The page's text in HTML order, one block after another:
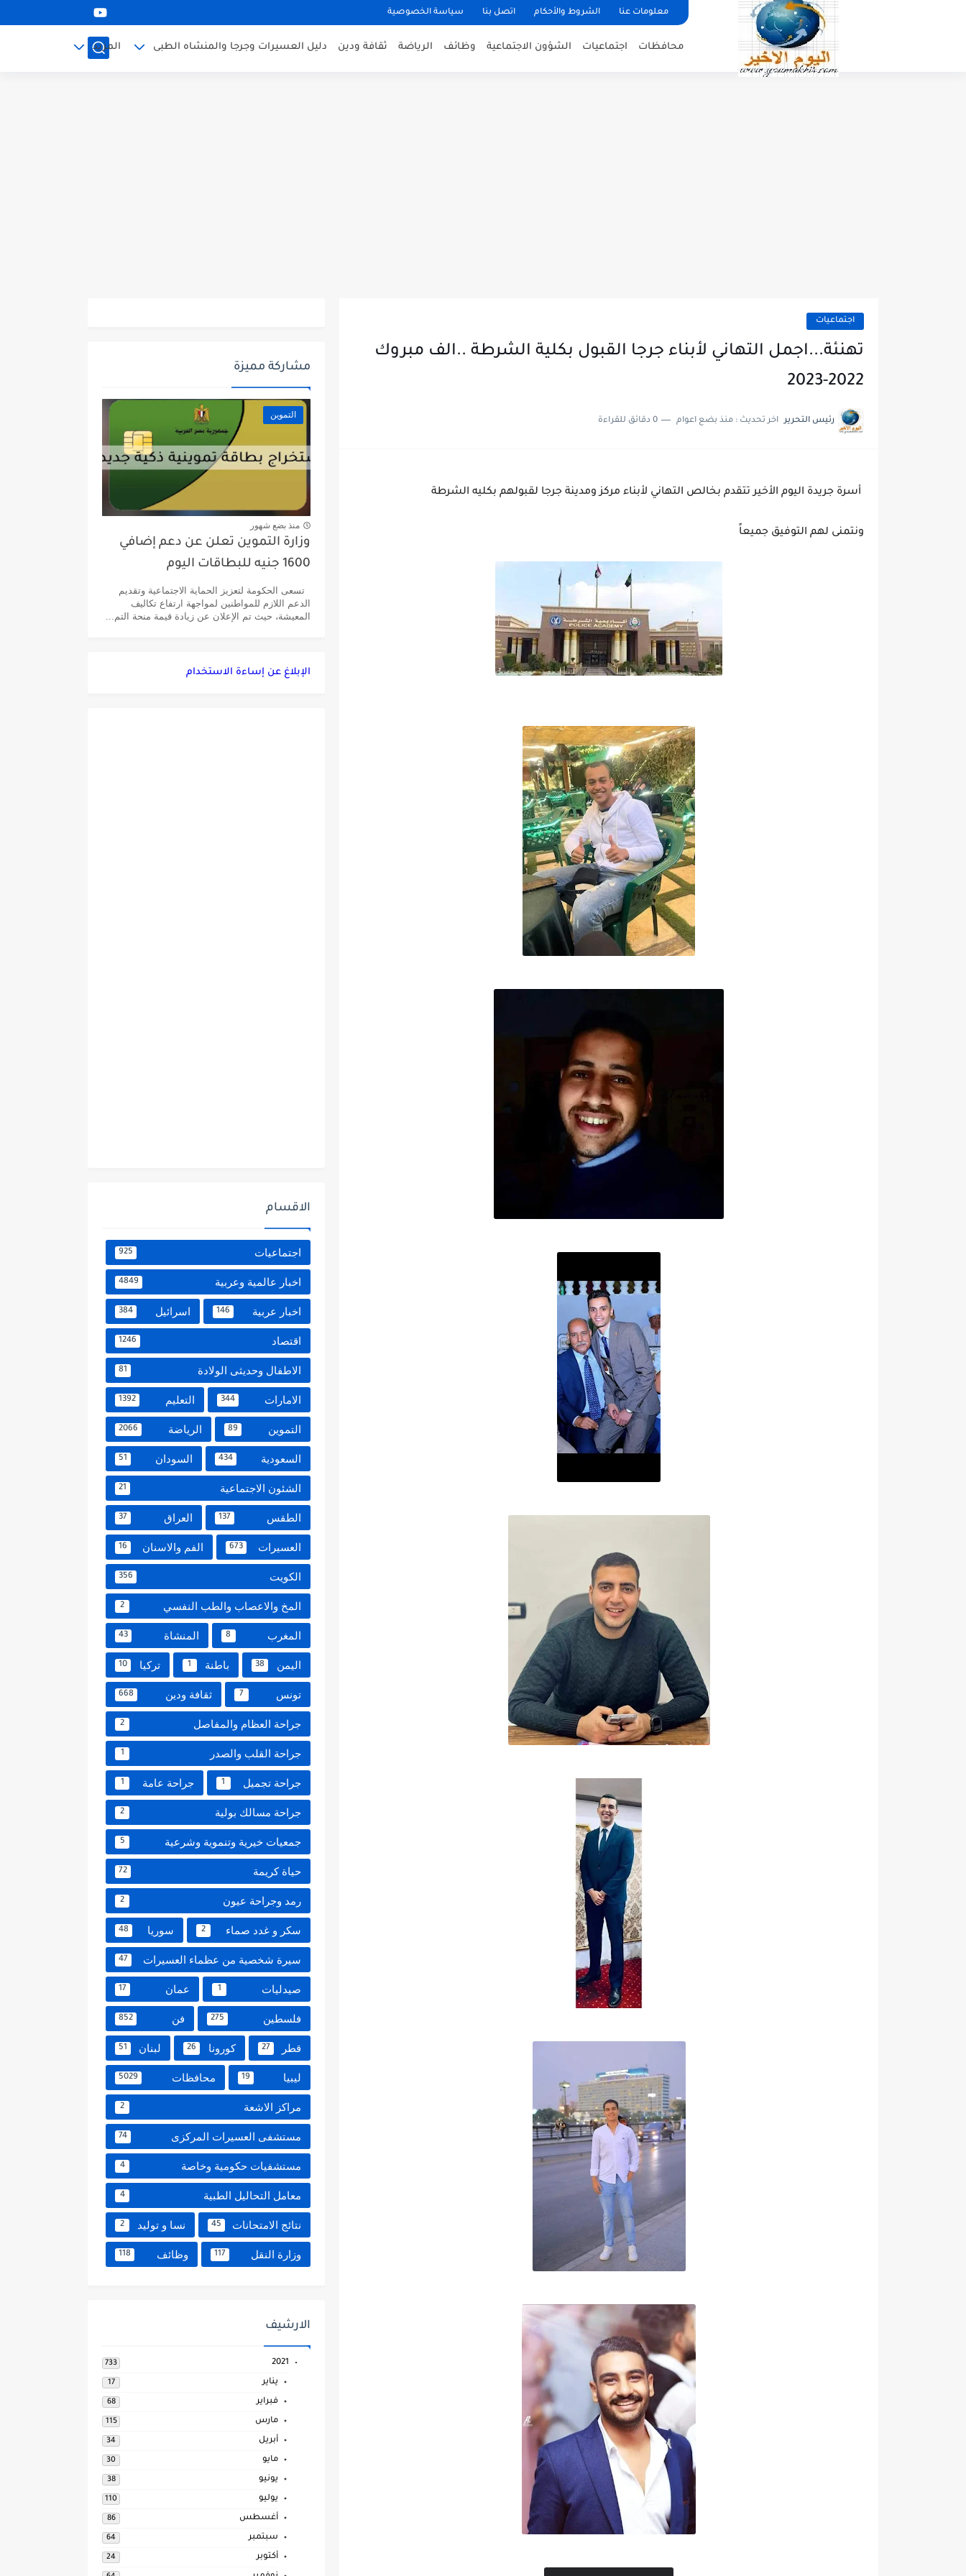
معلومات عنا الشروط والأحكام اتصل بنا سياسة الخصوصية
محافظات اجتماعيات الشؤون الاجتماعية وظائف الرياضة ثقافة ودين دليل العسيرات وجرجا والمنشاه الطبى المزيد
اجتماعيات
تهنئة...اجمل التهاني لأبناء جرجا القبول بكلية الشرطة ..الف مبروك
2022-2023
رئيس التحرير اخر تحديث : منذ بضع اعوام 0 دقائق للقراءة
أسرة جريدة اليوم الأخير تتقدم بخالص التهاني لأبناء مركز ومدينة جرجا لقبولهم بكليه الشرطة
ونتمنى لهم التوفيق جميعاً
مشاركة مميزة
التموين
منذ بضع شهور
وزارة التموين تعلن عن دعم إضافي
1600 جنيه للبطاقات اليوم
تسعى الحكومة لتعزيز الحماية الاجتماعية وتقديم
الدعم اللازم للمواطنين لمواجهة ارتفاع تكاليف
المعيشة، حيث تم الإعلان عن زيادة قيمة منحة التم...
الإبلاغ عن إساءة الاستخدام
الاقسام
اجتماعيات 925
اخبار عالمية وعربية 4849
اخبار عربية 146 اسرائيل 384
اقتصاد 1246
الاطفال وحديثى الولادة 81
الامارات 344 التعليم 1392
التموين 89 الرياضة 2066
السعودية 434 السودان 51
الشئون الاجتماعية 21
الطقس 137 العراق 37
العسيرات 673 الفم والاسنان 16
الكويت 356
المخ والاعصاب والطب النفسي 2
المغرب 8 المنشاة 43
اليمن 38 باطنة 1 تركيا 10
تونس 7 ثقافة ودين 668
جراحة العظام والمفاصل 2
جراحة القلب والصدر 1
جراحة تجميل 1 جراحة عامة 1
جراحة مسالك بولية 2
جمعيات خيرية وتنموية وشرعية 5
حياة كريمة 72
رمد وجراحة عيون 2
سكر و غدد صماء 2 سوريا 48
سيرة شخصية من عظماء العسيرات 47
صيدليات 1 عمان 17
فلسطين 275 فن 852
قطر 27 كورونا 26 لبنان 51
ليبيا 19 محافظات 5029
مراكز الاشعة 2
مستشفى العسيرات المركزى 74
مستشفيات حكومية وخاصة 4
معامل التحاليل الطبية 4
نتائج الامتحانات 45 نسا و توليد 2
وزارة النقل 117 وظائف 118
الارشيف
2021
733
يناير 17
فبراير 68
مارس 115
أبريل 34
مايو 30
يونيو 38
يوليو 110
أغسطس 86
سبتمبر 64
أكتوبر 24